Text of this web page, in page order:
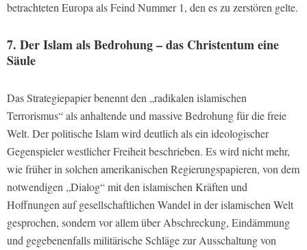
betrachteten Europa als Feind Nummer 1, den es zu zerstören gelte.
7. Der Islam als Bedrohung – das Christentum eine
Säule
Das Strategiepapier benennt den „radikalen islamischen
Terrorismus“ als anhaltende und massive Bedrohung für die freie
Welt. Der politische Islam wird deutlich als ein ideologischer
Gegenspieler westlicher Freiheit beschrieben. Es wird nicht mehr,
wie früher in solchen amerikanischen Regierungspapieren, von dem
notwendigen „Dialog“ mit den islamischen Kräften und
Hoffnungen auf gesellschaftlichen Wandel in der islamischen Welt
gesprochen, sondern vor allem über Abschreckung, Eindämmung
und gegebenenfalls militärische Schläge zur Ausschaltung von